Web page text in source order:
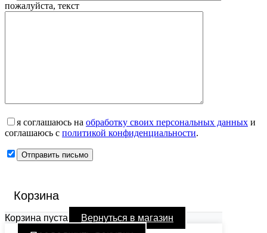
пожалуйста, текст
я соглашаюсь на обработку своих персональных данных и
соглашаюсь с политикой конфиденциальности.
Корзина
Корзина пуста Вернуться в магазин